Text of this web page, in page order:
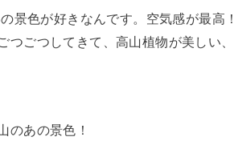
景色が好きなんです。空気感が最高
つごつしてきて、高山植物が美しい
のあの景色！